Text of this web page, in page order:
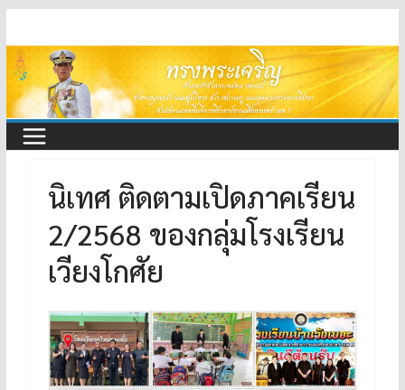
to
content
นิเทศ ติดตามเปิดภาคเรียน
2/2568 ของกลุ่มโรงเรียน
เวียงโกศัย